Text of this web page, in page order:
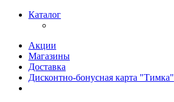
Каталог
Акции
Магазины
Доставка
Дисконтно-бонусная карта "Тимка"